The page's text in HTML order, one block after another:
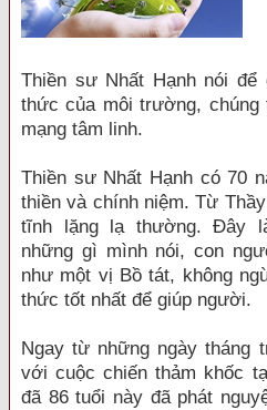
Thiền sư Nhất Hạnh nói
thức của môi trường,
mạng tâm linh.
Thiền sư Nhất Hạnh có 70
thiền và chính niệm. Từ
tĩnh lặng lạ thường. Đây
những gì mình nói, con
như một vị Bồ tát, không
thức tốt nhất để giúp người.
Ngay từ những ngày tháng
với cuộc chiến thảm khốc
đã 86 tuổi này đã phát